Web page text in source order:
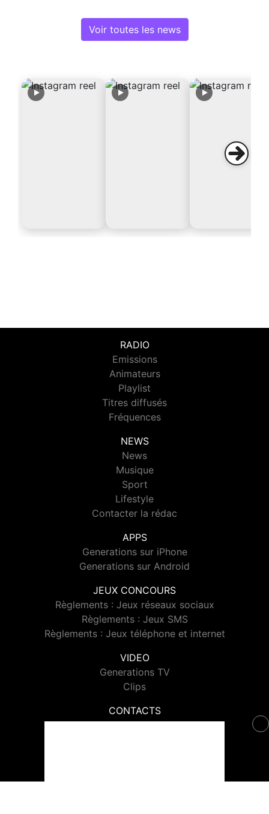
Voir toutes les news
RADIO
Emissions
Animateurs
Playlist
Titres diffusés
Fréquences
NEWS
News
Musique
Sport
Lifestyle
Contacter la rédac
APPS
Generations sur iPhone
Generations sur Android
JEUX CONCOURS
Règlements : Jeux réseaux sociaux
Règlements : Jeux SMS
Règlements : Jeux téléphone et internet
VIDEO
Generations TV
Clips
CONTACTS
Contacter Generations